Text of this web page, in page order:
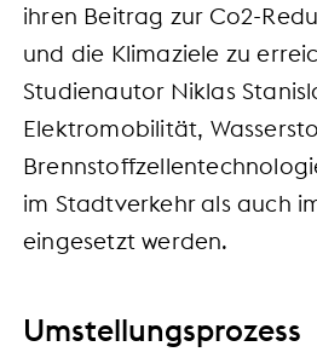
ihren Beitrag zur Co2-
und die Klimaziele zu
Studienautor Niklas
Elektromobilität,
im Stadtverkehr als auch
eingesetzt werden.
Umstellungsprozess